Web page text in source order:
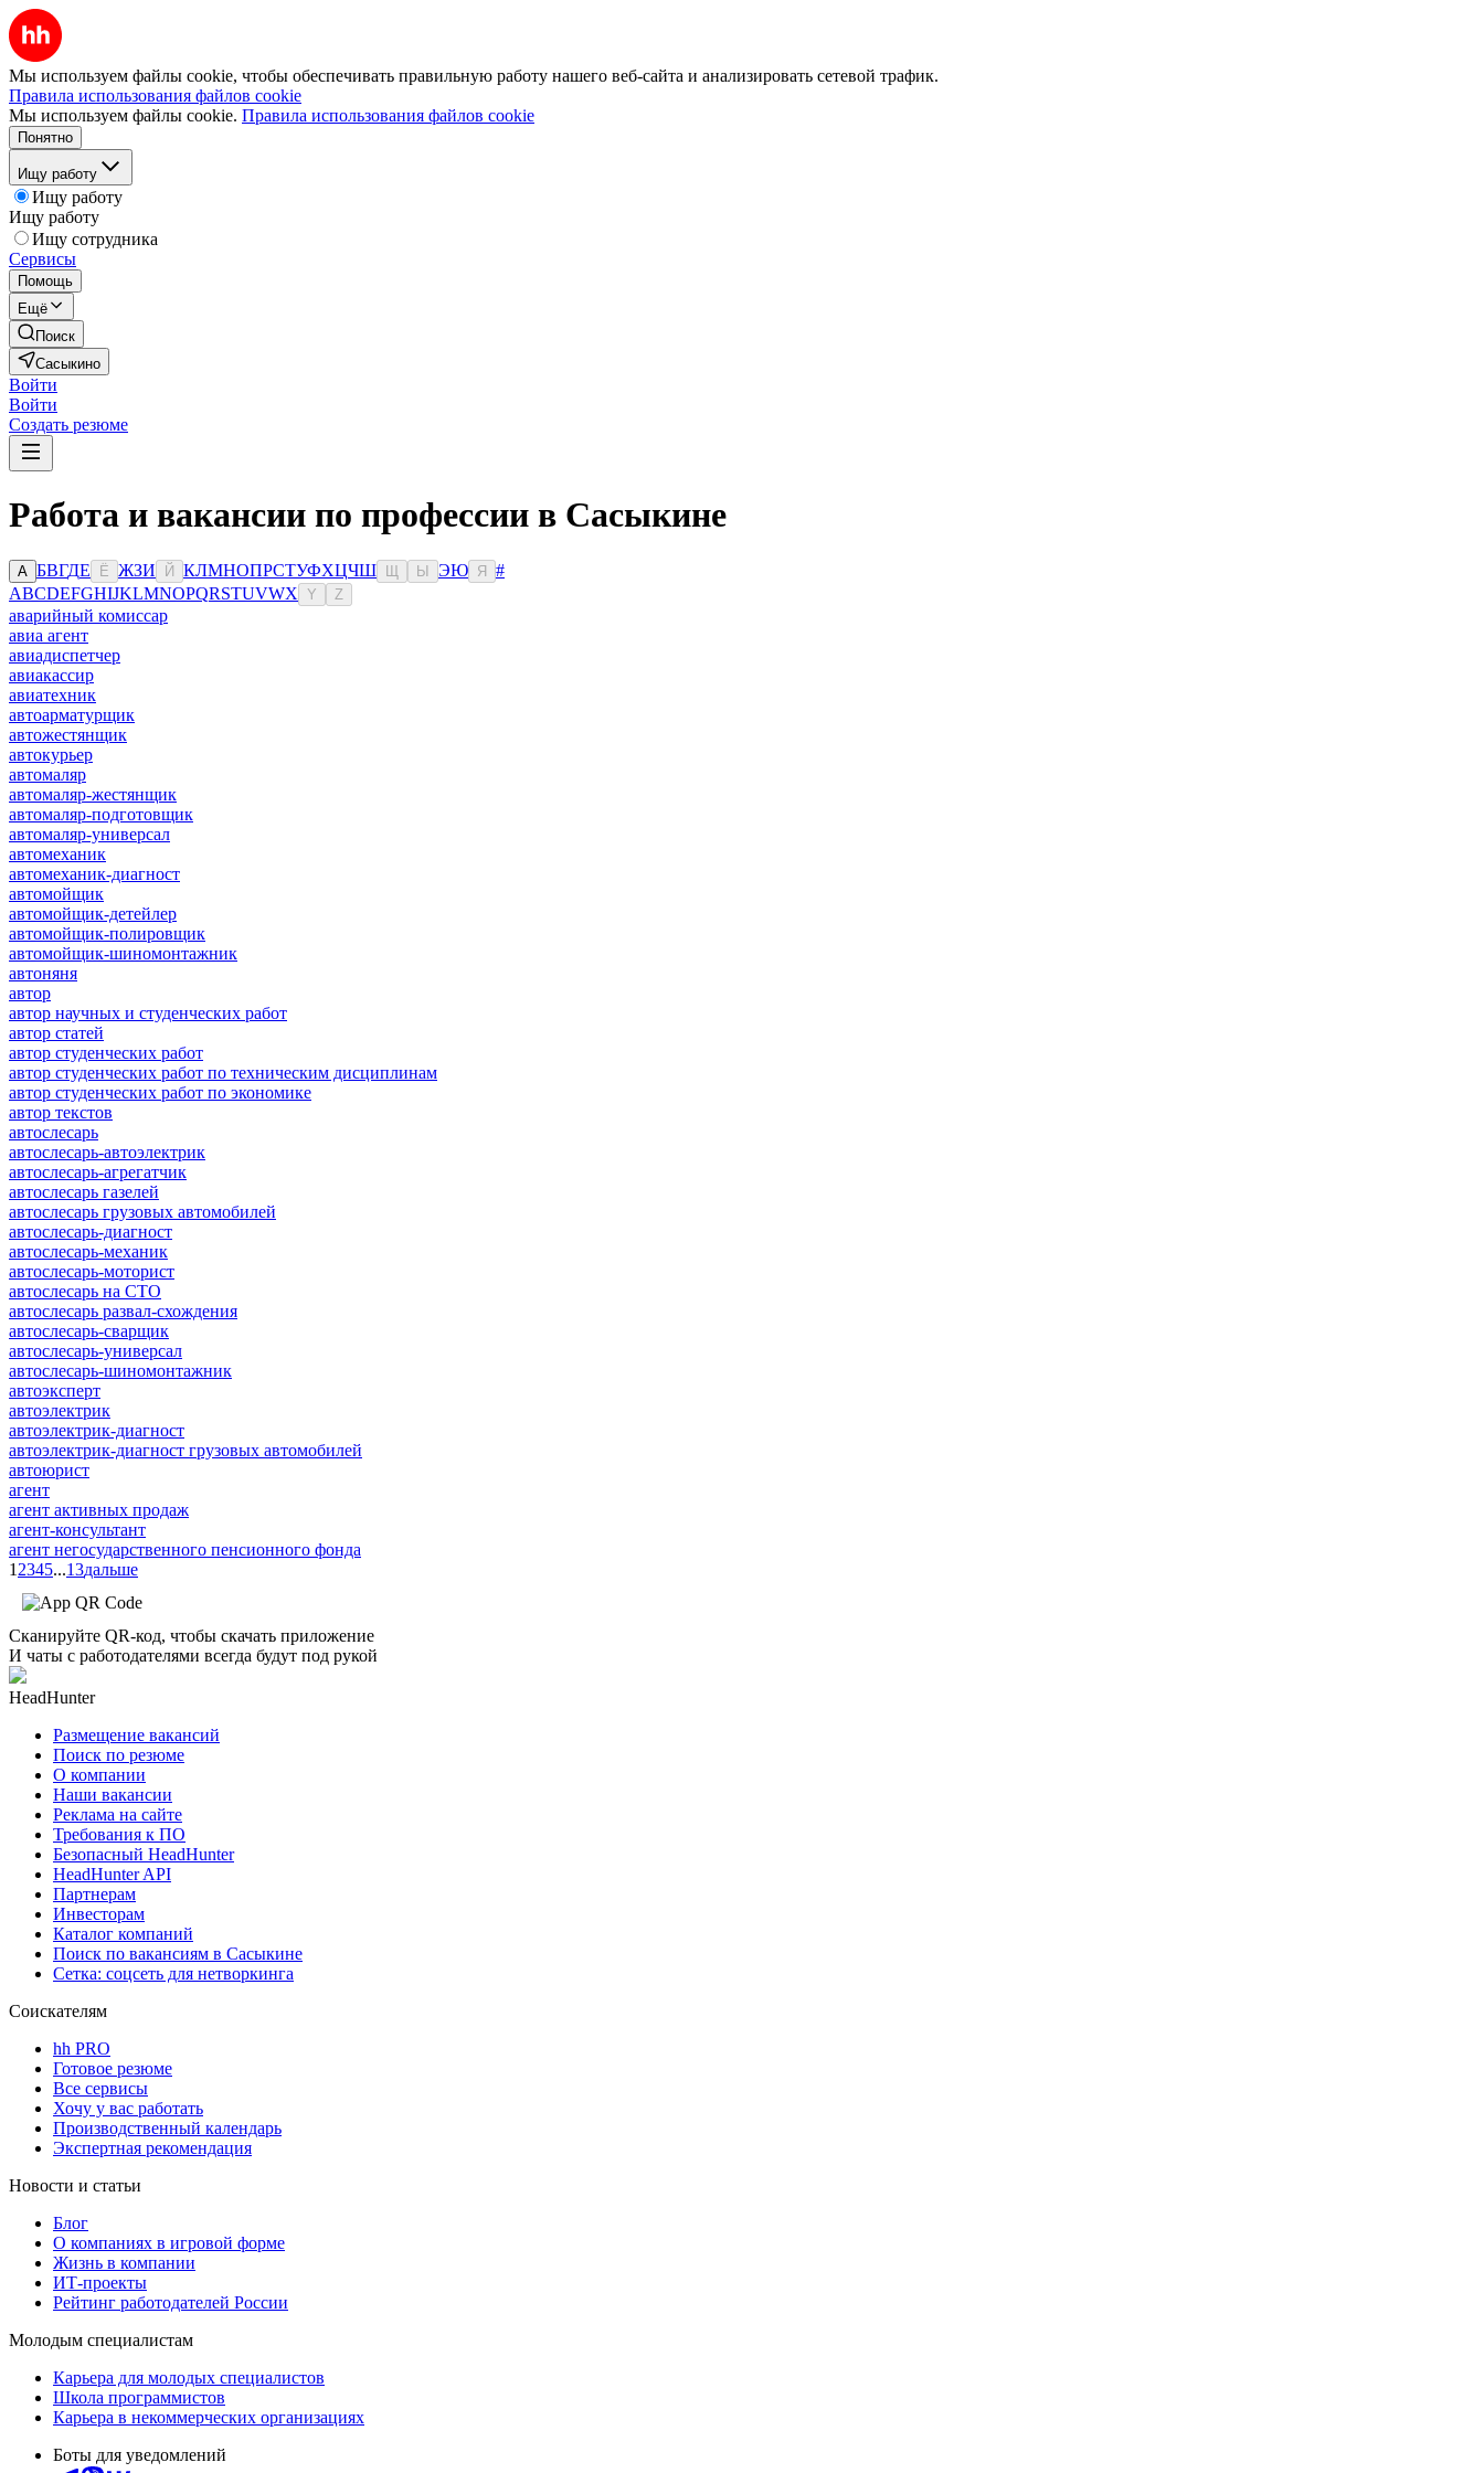
Мы используем файлы cookie, чтобы обеспечивать правильную работу нашего веб-сайта и анализировать сетевой трафик.
Правила использования файлов cookie
Мы используем файлы cookie. Правила использования файлов cookie
Понятно
Ищу работу
Ищу работу
Ищу работу
Ищу сотрудника
Сервисы
Помощь
Ещё
Поиск
Сасыкино
Войти
Войти
Создать резюме
Работа и вакансии по профессии в Сасыкине
А БВГДЕ Ё ЖЗИ Й КЛМНОПРСТУФХЦЧШ Ы ЭЮ Я
#
ABCDEFGHIJKLMNOPQRSTUVWX Y Z
аварийный комиссар
авиа агент
авиадиспетчер
авиакассир
авиатехник
автоарматурщик
автожестянщик
автокурьер
автомаляр
автомаляр-жестянщик
автомаляр-подготовщик
автомаляр-универсал
автомеханик
автомеханик-диагност
автомойщик
автомойщик-детейлер
автомойщик-полировщик
автомойщик-шиномонтажник
автоняня
автор
автор научных и студенческих работ
автор статей
автор студенческих работ
автор студенческих работ по техническим дисциплинам
автор студенческих работ по экономике
автор текстов
автослесарь
автослесарь-автоэлектрик
автослесарь-агрегатчик
автослесарь газелей
автослесарь грузовых автомобилей
автослесарь-диагност
автослесарь-механик
автослесарь-моторист
автослесарь на СТО
автослесарь развал-схождения
автослесарь-сварщик
автослесарь-универсал
автослесарь-шиномонтажник
автоэксперт
автоэлектрик
автоэлектрик-диагност
автоэлектрик-диагност грузовых автомобилей
автоюрист
агент
агент активных продаж
агент-консультант
агент негосударственного пенсионного фонда
1 2345...13дальше
Сканируйте QR-код, чтобы скачать приложение
И чаты с работодателями всегда будут под рукой
HeadHunter
Размещение вакансий
Поиск по резюме
О компании
Наши вакансии
Реклама на сайте
Требования к ПО
Безопасный HeadHunter
HeadHunter API
Партнерам
Инвесторам
Каталог компаний
Поиск по вакансиям в Сасыкине
Сетка: соцсеть для нетворкинга
Соискателям
hh PRO
Готовое резюме
Все сервисы
Хочу у вас работать
Производственный календарь
Экспертная рекомендация
Новости и статьи
Блог
О компаниях в игровой форме
Жизнь в компании
ИТ-проекты
Рейтинг работодателей России
Молодым специалистам
Карьера для молодых специалистов
Школа программистов
Карьера в некоммерческих организациях
Боты для уведомлений